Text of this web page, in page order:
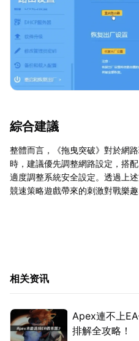
綜合建議
整體而言，《拖曳突破》對於網
時，建議優先調整網路設定，搭配
適度調整系統安全設定。透過上
競速策略遊戲帶來的刺激對戰樂趣
相关资讯
Apex連不上
排解全攻略！